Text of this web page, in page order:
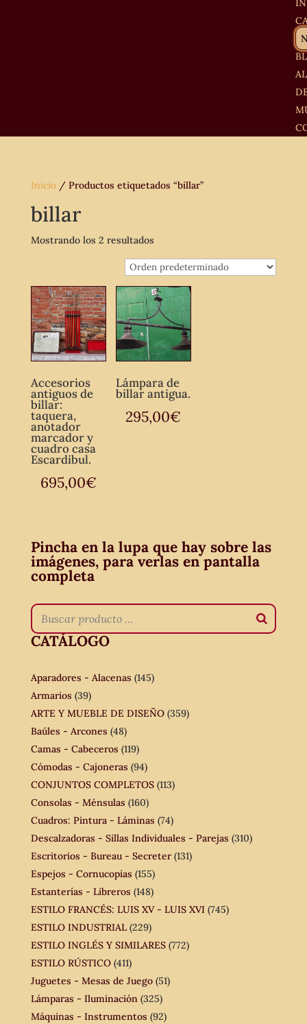
Inicio/ Productos etiquetados “billar”
billar
Mostrando los 2 resultados
Accesorios
antiguos de
billar:
taquera,
anotador
marcador y
cuadro casa
Escardibul.
695,00€
Lámpara de
billar antigua.
295,00€
Pincha en la lupa que hay sobre las
imágenes, para verlas en pantalla
completa
CATÁLOGO
Aparadores - Alacenas (145)
Armarios (39)
ARTE Y MUEBLE DE DISEÑO (359)
Baúles - Arcones (48)
Camas - Cabeceros (119)
Cómodas - Cajoneras (94)
CONJUNTOS COMPLETOS (113)
Consolas - Ménsulas (160)
Cuadros: Pintura - Láminas (74)
Descalzadoras - Sillas Individuales - Parejas (310)
Escritorios - Bureau - Secreter (131)
Espejos - Cornucopias (155)
Estanterías - Libreros (148)
ESTILO FRANCÉS: LUIS XV - LUIS XVI (745)
ESTILO INDUSTRIAL (229)
ESTILO INGLÉS Y SIMILARES (772)
ESTILO RÚSTICO (411)
Juguetes - Mesas de Juego (51)
Lámparas - Iluminación (325)
Máquinas - Instrumentos (92)